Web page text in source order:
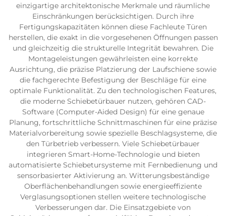
einzigartige architektonische Merkmale und räumliche
Einschränkungen berücksichtigen. Durch ihre
Fertigungskapazitäten können diese Fachleute Türen
herstellen, die exakt in die vorgesehenen Öffnungen passen
und gleichzeitig die strukturelle Integrität bewahren. Die
Montageleistungen gewährleisten eine korrekte
Ausrichtung, die präzise Platzierung der Laufschiene sowie
die fachgerechte Befestigung der Beschläge für eine
optimale Funktionalität. Zu den technologischen Features,
die moderne Schiebetürbauer nutzen, gehören CAD-
Software (Computer-Aided Design) für eine genaue
Planung, fortschrittliche Schnittmaschinen für eine präzise
Materialvorbereitung sowie spezielle Beschlagsysteme, die
den Türbetrieb verbessern. Viele Schiebetürbauer
integrieren Smart-Home-Technologie und bieten
automatisierte Schiebetursysteme mit Fernbedienung und
sensorbasierter Aktivierung an. Witterungsbeständige
Oberflächenbehandlungen sowie energieeffiziente
Verglasungsoptionen stellen weitere technologische
Verbesserungen dar. Die Einsatzgebiete von